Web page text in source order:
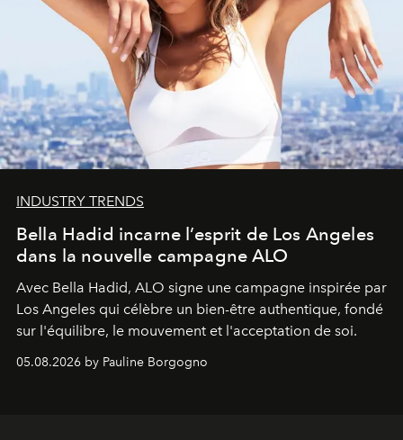
INDUSTRY TRENDS
Bella Hadid incarne l’esprit de Los Angeles
dans la nouvelle campagne ALO
Avec Bella Hadid, ALO signe une campagne inspirée par
Los Angeles qui célèbre un bien-être authentique, fondé
sur l'équilibre, le mouvement et l'acceptation de soi.
05.08.2026 by Pauline Borgogno